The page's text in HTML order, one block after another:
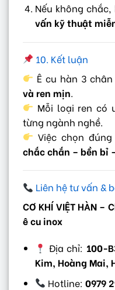
Nếu không
vấn kỹ thuật
10. Kết luận
Ê cu hàn 3
và ren mịn.
Mỗi loại ren có
từng ngành nghề.
Việc chọn
chắc chắn – bền bỉ
Liên hệ tư vấn &
CƠ KHÍ VIỆT HÀN
ê cu inox
Địa chỉ: 100-
Kim, Hoàng Mai,
Hotline:0979